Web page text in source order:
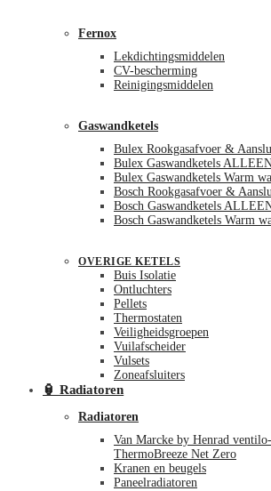
Fernox
Lekdichtingsmiddelen
CV-bescherming
Reinigingsmiddelen
Gaswandketels
Bulex Rookgasafvoer &
Bulex Gaswandketels
Bulex Gaswandketels Warm
Bosch Rookgasafvoer &
Bosch Gaswandketels
Bosch Gaswandketels Warm
OVERIGE KETELS
Buis Isolatie
Ontluchters
Pellets
Thermostaten
Veiligheidsgroepen
Vuilafscheider
Vulsets
Zoneafsluiters
🏮 Radiatoren
Radiatoren
Van Marcke by Henrad
ThermoBreeze Net Zero
Kranen en beugels
Paneelradiatoren